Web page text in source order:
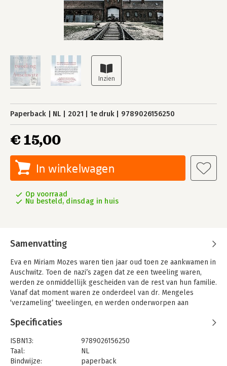
Paperback NL 2021 1e druk 9789026156250
€ 15,00
In winkelwagen
Op voorraad
Nu besteld, dinsdag in huis
Samenvatting
Eva en Miriam Mozes waren tien jaar oud toen ze aankwamen in
Auschwitz. Toen de nazi’s zagen dat ze een tweeling waren,
werden ze onmiddellijk gescheiden van de rest van hun familie.
Vanaf dat moment waren ze onderdeel van dr. Mengeles
‘verzameling’ tweelingen, en werden onderworpen aan
Eva en haar zus overleefden de gruwelen van het kamp, de
bevrijding door de Russen en de barre tocht terug naar huis.
Dit is Eva’s verhaal.
Specificaties
ISBN13:
9789026156250
Taal:
NL
Bindwijze:
paperback